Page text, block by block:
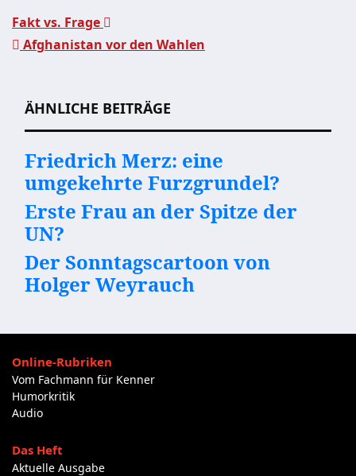
Fakt vs. Frage
Afghanistan vor den Wahlen
ÄHNLICHE BEITRÄGE
Friedrich Merz: eine
umgekehrte Furzgrundel?
Erste Frau an der Spitze der
UN?
Der Sonntagscartoon von
Holger Weyrauch
Online-Rubriken
Vom Fachmann für Kenner
Humorkritik
Audio
Das Heft
Aktuelle Ausgabe